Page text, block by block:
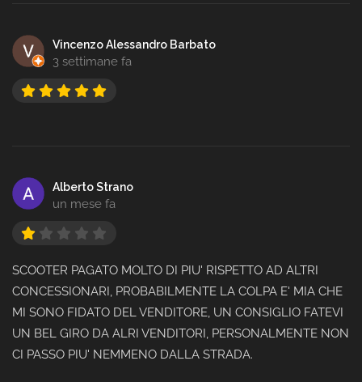
Vincenzo Alessandro Barbato
3 settimane fa
Alberto Strano
un mese fa
SCOOTER PAGATO MOLTO DI PIU' RISPETTO AD ALTRI
CONCESSIONARI, PROBABILMENTE LA COLPA E' MIA CHE
MI SONO FIDATO DEL VENDITORE, UN CONSIGLIO FATEVI
UN BEL GIRO DA ALRI VENDITORI, PERSONALMENTE NON
CI PASSO PIU' NEMMENO DALLA STRADA.